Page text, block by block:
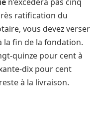
ratification du
vous devez verser
fin de la fondation.
quinze pour cent à
dix pour cent
à la livraison.